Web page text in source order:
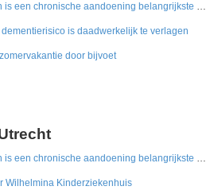
Voor jongvolwassenen is een chronische aandoening belangrijkste belemmering
is daadwerkelijk te verlagen
door bijvoet
Voor jongvolwassenen is een chronische aandoening belangrijkste belemmering
Wilhelmina Kinderziekenhuis